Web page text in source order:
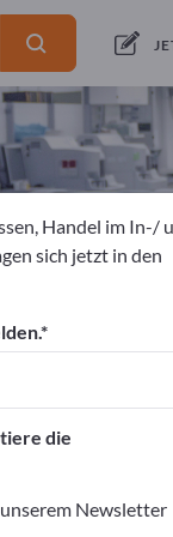
Anbieter 12
Handel im In-/
sich jetzt in den
die
Newsletter